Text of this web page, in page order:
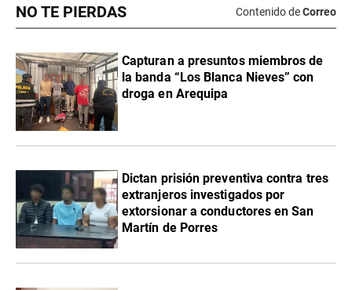
NO TE PIERDAS Contenido deCorreo
Capturan a presuntos miembros de
la banda “Los Blanca Nieves” con
droga en Arequipa
Dictan prisión preventiva contra tres
extranjeros investigados por
extorsionar a conductores en San
Martín de Porres